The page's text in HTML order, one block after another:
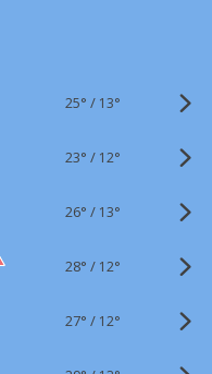
25° / 13°
23° / 12°
26° / 13°
28° / 12°
27° / 12°